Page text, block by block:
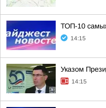
ТОП-10
14:15
Указом
14:15